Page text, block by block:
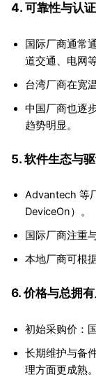
4. 可靠性与认证
国际厂商通常
道交通、电网
台湾厂商在宽
中国厂商也逐
趋势明显。
5. 软件生态与
Advantech 等
DeviceOn）。
国际厂商注重
本地厂商可根
6. 价格与总拥有
初始采购价：
长期维护与备
理方面更成熟。